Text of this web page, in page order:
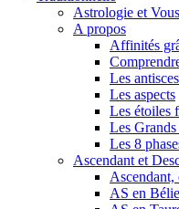
Astrologie et Vous
A propos
Affinités
Les antisces
Les aspects
Les étoiles
Les
Les 8
Ascendant et
Ascendant,
AS en